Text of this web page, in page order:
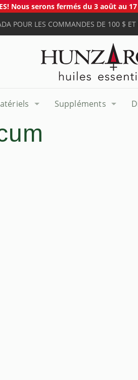
Nous serons fermés du 3 août au
POUR LES COMMANDES DE 100 $
Suppléments